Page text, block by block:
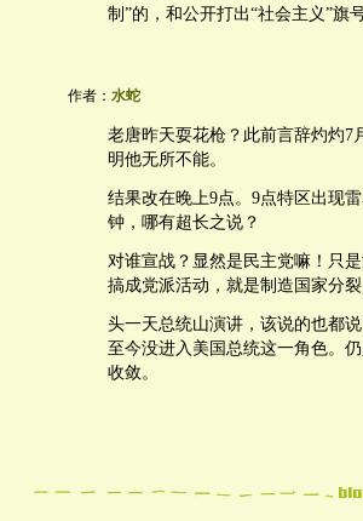
制”的，和公开打出“社会主义”旗号
作者： 水蛇
老唐昨天耍花枪？此前言辞灼灼7
明他无所不能。
结果改在晚上9点。9点特区出现
钟，哪有超长之说？
对谁宣战？显然是民主党嘛！只
搞成党派活动，就是制造国家分裂
头一天总统山演讲，该说的也都
至今没进入美国总统这一角色。
收敛。